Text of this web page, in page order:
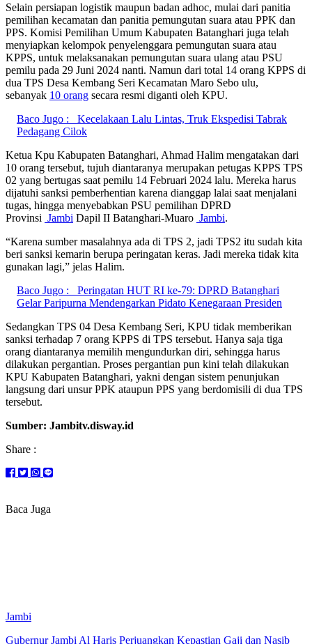
Selain persiapan logistik maupun badan adhoc, mulai dari panitia
pemilihan kecamatan dan panitia pemungutan suara atau PPK dan
PPS. Komisi Pemilihan Umum Kabupaten Batanghari juga telah
menyiapkan kelompok penyelenggara pemungutan suara atau
KPPS, untuk melaksanakan pemungutan suara ulang atau PSU
pemilu pada 29 Juni 2024 nanti. Namun dari total 14 orang KPPS di
dua TPS Desa Kembang Seri Kecamatan Maro Sebo ulu,
sebanyak 10 orang secara resmi diganti oleh KPU.
Baco Jugo :
Kecelakaan Lalu Lintas, Truk Ekspedisi Tabrak
Pedagang Cilok
Ketua Kpu Kabupaten Batanghari, Ahmad Halim mengatakan dari
10 orang tersebut, tujuh diantaranya merupakan petugas KPPS TPS
02 yang bertugas saat pemilu 14 Februari 2024 lalu. Mereka harus
dijatuhi sanksi pemberhentian karena dianggap lalai saat menjalani
tugas, hingga menyebabkan PSU pemilihan DPRD
Provinsi Jambi Dapil II Batanghari-Muaro Jambi.
“Karena sumber masalahnya ada di TPS 2, jadi TPS2 itu sudah kita
beri sanksi kemarin berupa peringatan keras. Jadi mereka tidak kita
gunakan lagi,” jelas Halim.
Baco Jugo :
Peringatan HUT RI ke-79: DPRD Batanghari
Gelar Paripurna Mendengarkan Pidato Kenegaraan Presiden
Sedangkan TPS 04 Desa Kembang Seri, KPU tidak memberikan
sanksi terhadap 7 orang KPPS di TPS tersebut. Hanya saja tiga
orang diantaranya memilih mengundurkan diri, sehingga harus
dilakukan pergantian. Proses pergantian pun kini telah dilakukan
KPU Kabupaten Batanghari, yakni dengan sistem penunjukan
langsung dari unsur PPK ataupun PPS yang berdomisili di dua TPS
tersebut.
Sumber: Jambitv.disway.id
Share :
Baca Juga
Jambi
Gubernur Jambi Al Haris Perjuangkan Kepastian Gaji dan Nasib